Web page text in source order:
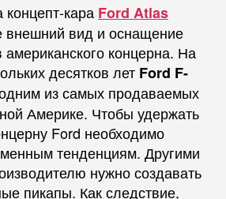
кара Ford Atlas
внешний вид и оснащение
концерна. На
десятков лет Ford F-
из самых продаваемых
Америке. Чтобы удержать
Ford необходимо
тенденциям. Другими
нужно создавать
пикапы. Как следствие,